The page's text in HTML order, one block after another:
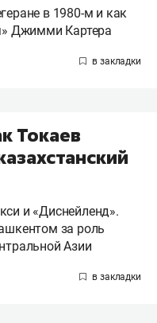
в 1980-м и как
Джимми Картера
Токаев
и «Диснейленд».
за роль
Азии